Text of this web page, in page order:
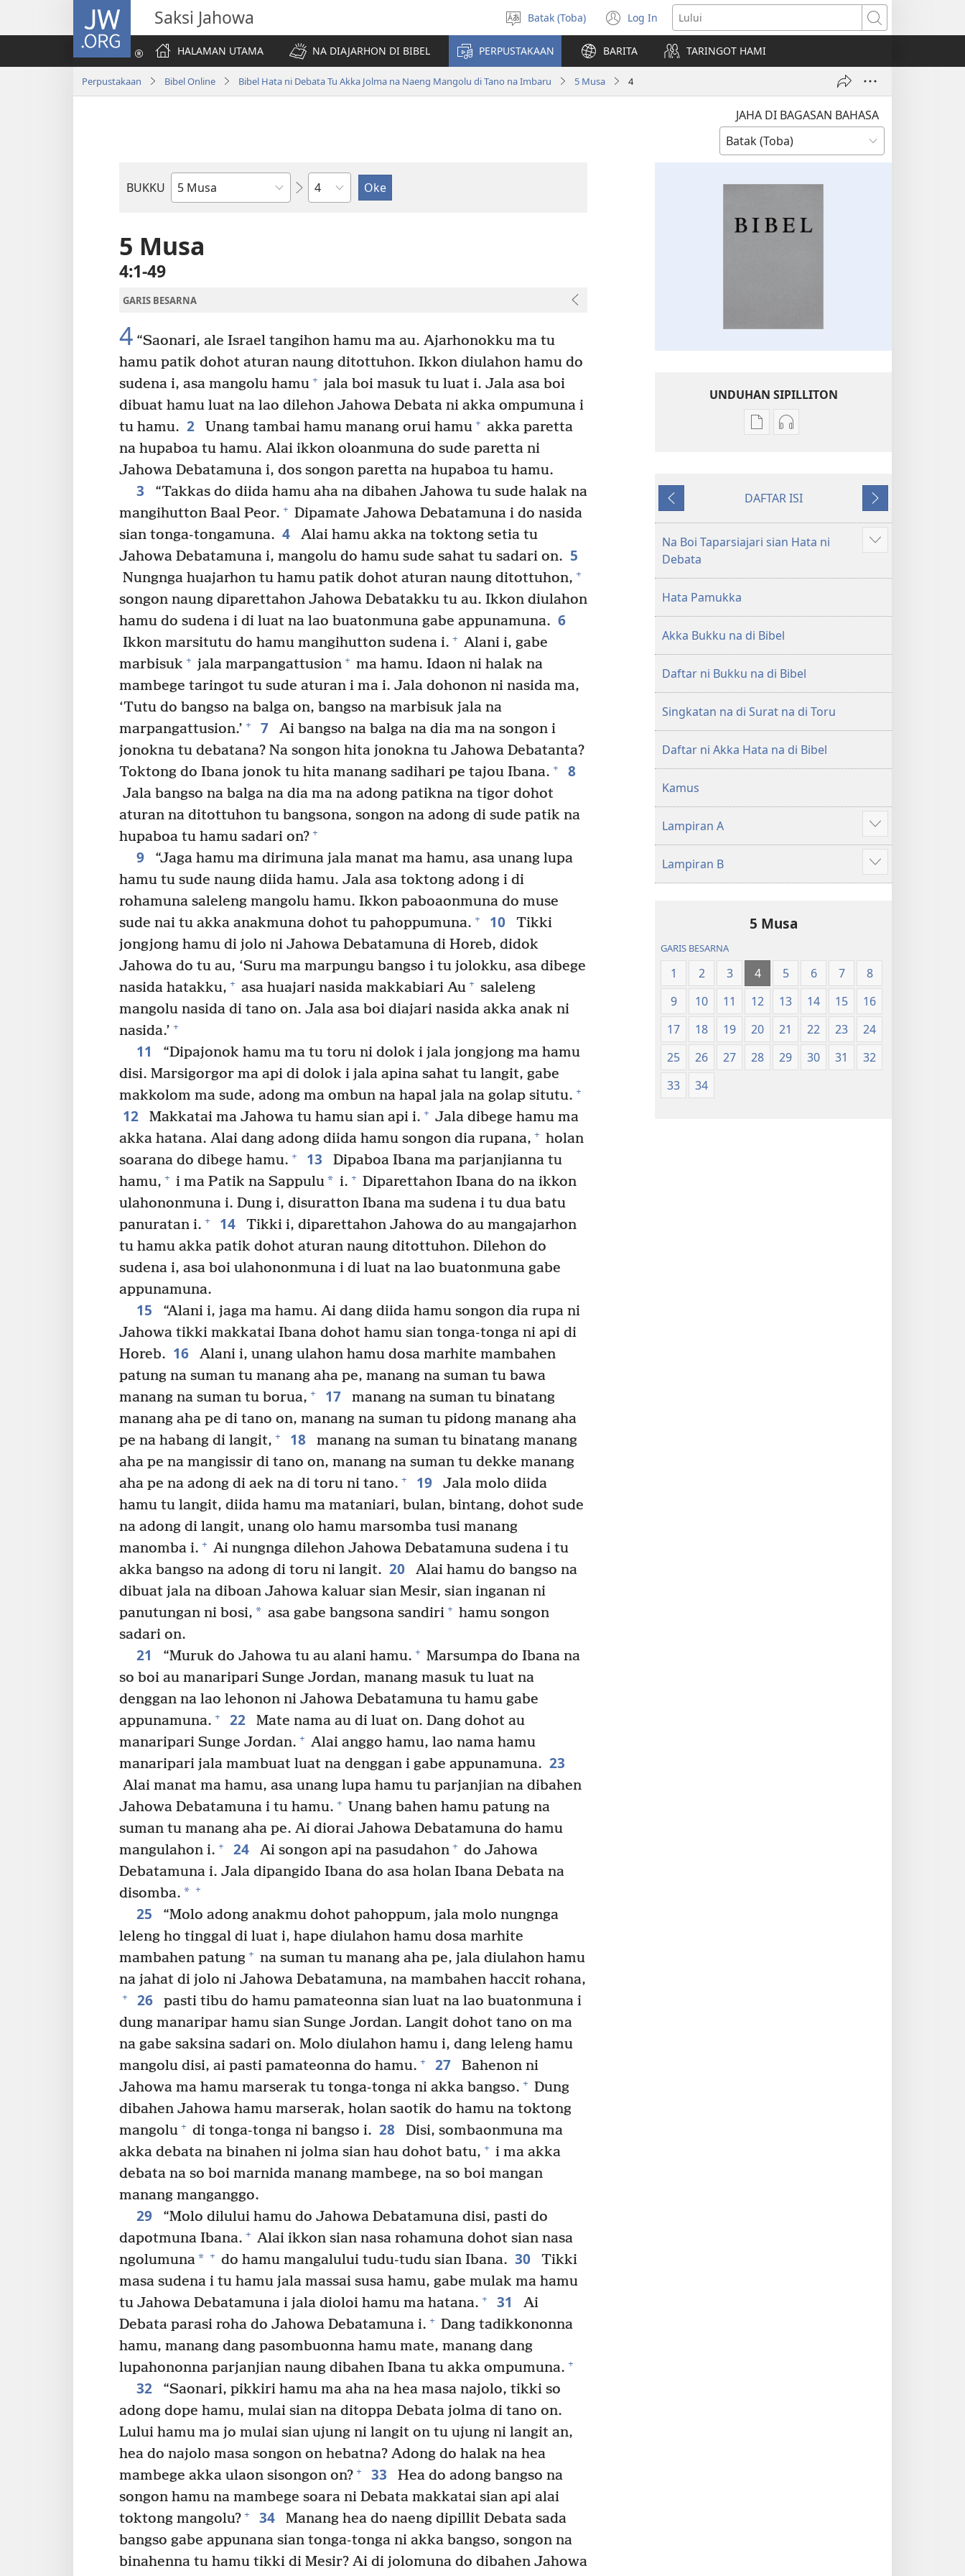
JW.ORG Saksi Jahowa
Pillit
Hata
Batak (Toba) Log In
(opens
new
window)
Lului
HALAMAN UTAMA
NA DIAJARHON DI BIBEL PERPUSTAKAAN BARITA TARINGOT HAMI
Perpustakaan Bibel Online Bibel Hata ni Debata Tu Akka Jolma na Naeng Mangolu di Tano na Imbaru 5 Musa 4
JAHA DI BAGASAN BAHASA
BUKKU
Bukku
Bindu
5 Musa
4:1-49
GARIS BESARNA
4 “Saonari, ale Israel tangihon hamu ma au. Ajarhonokku ma tu
hamu patik dohot aturan naung ditottuhon. Ikkon diulahon hamu do
sudena i, asa mangolu hamu + jala boi masuk tu luat i. Jala asa boi
dibuat hamu luat na lao dilehon Jahowa Debata ni akka ompumuna i
tu hamu. 2 Unang tambai hamu manang orui hamu + akka paretta
na hupaboa tu hamu. Alai ikkon oloanmuna do sude paretta ni
Jahowa Debatamuna i, dos songon paretta na hupaboa tu hamu.
3
“Takkas do diida hamu aha na dibahen Jahowa tu sude halak na
mangihutton Baal Peor. + Dipamate Jahowa Debatamuna i do nasida
sian tonga-tongamuna. 4
Alai hamu akka na toktong setia tu
Jahowa Debatamuna i, mangolu do hamu sude sahat tu sadari on. 5
Nungnga huajarhon tu hamu patik dohot aturan naung ditottuhon, +
songon naung diparettahon Jahowa Debatakku tu au. Ikkon diulahon
hamu do sudena i di luat na lao buatonmuna gabe appunamuna. 6
Ikkon marsitutu do hamu mangihutton sudena i. + Alani i, gabe
marbisuk + jala marpangattusion + ma hamu. Idaon ni halak na
mambege taringot tu sude aturan i ma i. Jala dohonon ni nasida ma,
‘Tutu do bangso na balga on, bangso na marbisuk jala na
marpangattusion.’ + 7
Ai bangso na balga na dia ma na songon i
jonokna tu debatana? Na songon hita jonokna tu Jahowa Debatanta?
Toktong do Ibana jonok tu hita manang sadihari pe tajou Ibana. + 8
Jala bangso na balga na dia ma na adong patikna na tigor dohot
aturan na ditottuhon tu bangsona, songon na adong di sude patik na
hupaboa tu hamu sadari on? +
9
“Jaga hamu ma dirimuna jala manat ma hamu, asa unang lupa
hamu tu sude naung diida hamu. Jala asa toktong adong i di
rohamuna saleleng mangolu hamu. Ikkon paboaonmuna do muse
sude nai tu akka anakmuna dohot tu pahoppumuna. + 10
Tikki
jongjong hamu di jolo ni Jahowa Debatamuna di Horeb, didok
Jahowa do tu au, ‘Suru ma marpungu bangso i tu jolokku, asa dibege
nasida hatakku, + asa huajari nasida makkabiari Au + saleleng
mangolu nasida di tano on. Jala asa boi diajari nasida akka anak ni
nasida.’ +
11
“Dipajonok hamu ma tu toru ni dolok i jala jongjong ma hamu
disi. Marsigorgor ma api di dolok i jala apina sahat tu langit, gabe
makkolom ma sude, adong ma ombun na hapal jala na golap situtu. +
12 Makkatai ma Jahowa tu hamu sian api i. + Jala dibege hamu ma
akka hatana. Alai dang adong diida hamu songon dia rupana, + holan
soarana do dibege hamu. + 13
Dipaboa Ibana ma parjanjianna tu
hamu, + i ma Patik na Sappulu* i. + Diparettahon Ibana do na ikkon
ulahononmuna i. Dung i, disuratton Ibana ma sudena i tu dua batu
panuratan i. + 14
Tikki i, diparettahon Jahowa do au mangajarhon
tu hamu akka patik dohot aturan naung ditottuhon. Dilehon do
sudena i, asa boi ulahononmuna i di luat na lao buatonmuna gabe
appunamuna.
15
“Alani i, jaga ma hamu. Ai dang diida hamu songon dia rupa ni
Jahowa tikki makkatai Ibana dohot hamu sian tonga-tonga ni api di
Horeb. 16
Alani i, unang ulahon hamu dosa marhite mambahen
patung na suman tu manang aha pe, manang na suman tu bawa
manang na suman tu borua, + 17
manang na suman tu binatang
manang aha pe di tano on, manang na suman tu pidong manang aha
pe na habang di langit, + 18
manang na suman tu binatang manang
aha pe na mangissir di tano on, manang na suman tu dekke manang
aha pe na adong di aek na di toru ni tano. + 19
Jala molo diida
hamu tu langit, diida hamu ma mataniari, bulan, bintang, dohot sude
na adong di langit, unang olo hamu marsomba tusi manang
manomba i. + Ai nungnga dilehon Jahowa Debatamuna sudena i tu
akka bangso na adong di toru ni langit. 20
Alai hamu do bangso na
dibuat jala na diboan Jahowa kaluar sian Mesir, sian inganan ni
panutungan ni bosi, * asa gabe bangsona sandiri + hamu songon
sadari on.
21 “Muruk do Jahowa tu au alani hamu. + Marsumpa do Ibana na
so boi au manaripari Sunge Jordan, manang masuk tu luat na
denggan na lao lehonon ni Jahowa Debatamuna tu hamu gabe
appunamuna. + 22
Mate nama au di luat on. Dang dohot au
manaripari Sunge Jordan. + Alai anggo hamu, lao nama hamu
manaripari jala mambuat luat na denggan i gabe appunamuna. 23
Alai manat ma hamu, asa unang lupa hamu tu parjanjian na dibahen
Jahowa Debatamuna i tu hamu. + Unang bahen hamu patung na
suman tu manang aha pe. Ai diorai Jahowa Debatamuna do hamu
mangulahon i. + 24 Ai songon api na pasudahon + do Jahowa
Debatamuna i. Jala dipangido Ibana do asa holan Ibana Debata na
disomba. * +
25
“Molo adong anakmu dohot pahoppum, jala molo nungnga
leleng ho tinggal di luat i, hape diulahon hamu dosa marhite
mambahen patung + na suman tu manang aha pe, jala diulahon hamu
na jahat di jolo ni Jahowa Debatamuna, na mambahen haccit rohana,
+ 26
pasti tibu do hamu pamateonna sian luat na lao buatonmuna i
dung manaripar hamu sian Sunge Jordan. Langit dohot tano on ma
na gabe saksina sadari on. Molo diulahon hamu i, dang leleng hamu
mangolu disi, ai pasti pamateonna do hamu. + 27
Bahenon ni
Jahowa ma hamu marserak tu tonga-tonga ni akka bangso. + Dung
dibahen Jahowa hamu marserak, holan saotik do hamu na toktong
mangolu + di tonga-tonga ni bangso i. 28
Disi, sombaonmuna ma
akka debata na binahen ni jolma sian hau dohot batu, + i ma akka
debata na so boi marnida manang mambege, na so boi mangan
manang manganggo.
29
“Molo dilului hamu do Jahowa Debatamuna disi, pasti do
dapotmuna Ibana. + Alai ikkon sian nasa rohamuna dohot sian nasa
ngolumuna* + do hamu mangalului tudu-tudu sian Ibana. 30
Tikki
masa sudena i tu hamu jala massai susa hamu, gabe mulak ma hamu
tu Jahowa Debatamuna i jala dioloi hamu ma hatana. + 31
Ai
Debata parasi roha do Jahowa Debatamuna i. + Dang tadikkononna
hamu, manang dang pasombuonna hamu mate, manang dang
lupahononna parjanjian naung dibahen Ibana tu akka ompumuna. +
32
“Saonari, pikkiri hamu ma aha na hea masa najolo, tikki so
adong dope hamu, mulai sian na ditoppa Debata jolma di tano on.
Lului hamu ma jo mulai sian ujung ni langit on tu ujung ni langit an,
hea do najolo masa songon on hebatna? Adong do halak na hea
mambege akka ulaon sisongon on? + 33
Hea do adong bangso na
songon hamu na mambege soara ni Debata makkatai sian api alai
toktong mangolu? + 34
Manang hea do naeng dipillit Debata sada
bangso gabe appunana sian tonga-tonga ni akka bangso, songon na
binahenna tu hamu tikki di Mesir? Ai di jolomuna do dibahen Jahowa
UNDUHAN SIPILLITON
Sipilliton
Hata
Debata
tu
Naeng
Mangolu
di
Tano
na
Imbaru
Sipiliton
Hata
Debata
tu
Naeng
di
Tano
na
Imbaru
Andorang
so
DAFTAR ISI
Na
Mangihut
Na Boi Taparsiajari sian Hata ni
Debata
Patudu
umgodang
Hata Pamukka
Akka Bukku na di Bibel
Daftar ni Bukku na di Bibel
Singkatan na di Surat na di Toru
Daftar ni Akka Hata na di Bibel
Kamus
Lampiran A
Patudu
na
umgodang
Lampiran B
Patudu
na
5 Musa
GARIS BESARNA
1 2 3 4 5 6 7
8
9
10 11 12 13 14 15
16
17
18 19 20 21 22 23
24
25
26 27 28 29 30 31
32
33
34